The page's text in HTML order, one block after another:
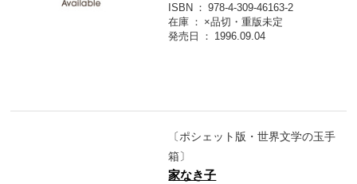
ISBN
978-4-309-46163-2
在庫
×品切・重版未定
発売日
1996.09.04
〔ポシェット版・世界文学の玉手
箱〕
家なき子